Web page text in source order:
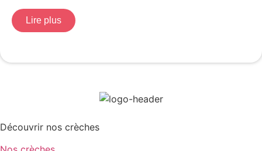
Lire plus
Découvrir nos crèches